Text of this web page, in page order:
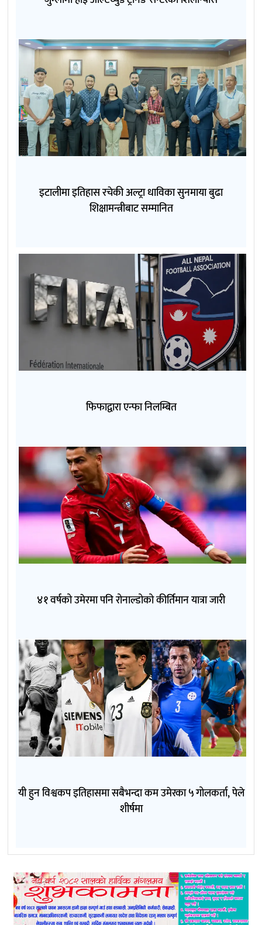
इटालीमा इतिहास रचेकी अल्ट्रा धाविका सुनमाया बुढा
शिक्षामन्त्रीबाट सम्मानित
फिफाद्वारा एन्फा निलम्बित
४१ वर्षको उमेरमा पनि रोनाल्डोको कीर्तिमान यात्रा जारी
यी हुन विश्वकप इतिहासमा सबैभन्दा कम उमेरका ५ गोलकर्ता, पेले
शीर्षमा